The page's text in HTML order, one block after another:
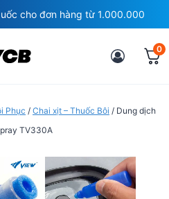
cho đơn hàng từ 1.000.000
0
Phục / Chai xịt – Thuốc Bôi / Dung dịch
TV330A